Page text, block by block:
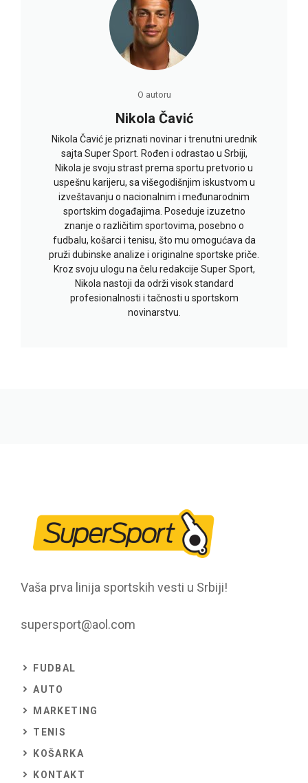
O autoru
Nikola Čavić
Nikola Čavić je priznati novinar i trenutni urednik
sajta Super Sport. Rođen i odrastao u Srbiji,
Nikola je svoju strast prema sportu pretvorio u
uspešnu karijeru, sa višegodišnjim iskustvom u
izveštavanju o nacionalnim i međunarodnim
sportskim događajima. Poseduje izuzetno
znanje o različitim sportovima, posebno o
fudbalu, košarci i tenisu, što mu omogućava da
pruži dubinske analize i originalne sportske priče.
Kroz svoju ulogu na čelu redakcije Super Sport,
Nikola nastoji da održi visok standard
profesionalnosti i tačnosti u sportskom
novinarstvu.
Vaša prva linija sportskih vesti u Srbiji!
supersport@aol.com
FUDBAL
AUTO
MARKETING
TENIS
KOŠARKA
KONTAKT